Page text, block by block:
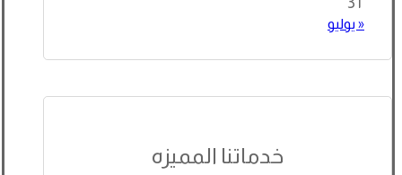
« يوليو
خدماتنا المميزه